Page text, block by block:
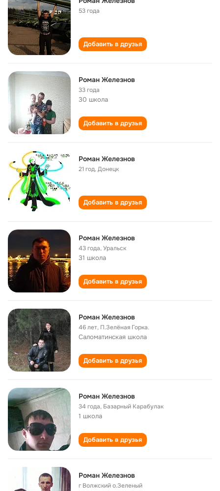
53 года
Добавить в друзья
Роман Железнов
33 года
30 школа
Добавить в друзья
Роман Железнов
21 год,Донецк
Добавить в друзья
Роман Железнов
43 года,Уральск
31 школа
Добавить в друзья
Роман Железнов
46 лет, П.Зелёная Горка.
Саломатинская школа
Добавить в друзья
Роман Железнов
34 года, Базарный Карабулак
1 школа
Добавить в друзья
Роман Железнов
г Волжский о.Зеленый